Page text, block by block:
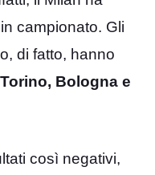
campionato. Gli
di fatto, hanno
Torino, Bologna e
così negativi,